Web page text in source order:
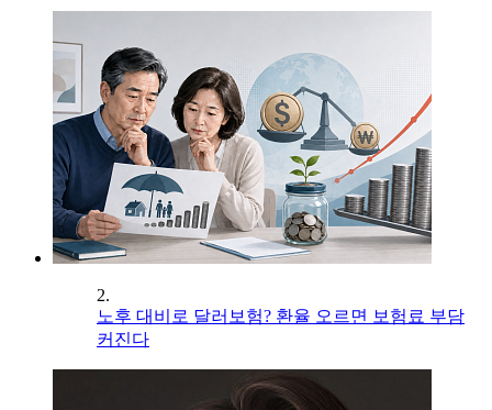
2.
노후 대비로 달러보험? 환율 오르면 보험료 부담
커진다